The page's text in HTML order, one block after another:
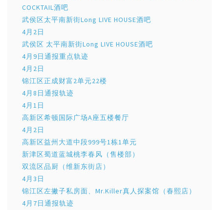
COCKTAIL酒吧
武侯区太平南新街Long LIVE HOUSE酒吧
4月2日
武侯区 太平南新街Long LIVE HOUSE酒吧
4月9日通报重点轨迹
4月2日
锦江区正成财富2单元22楼
4月8日通报轨迹
4月1日
高新区希顿国际广场A座五楼餐厅
4月2日
高新区益州大道中段999号1栋1单元
新津区蜀道蓝城桃李春风（售楼部）
双流区品厨（维新东街店）
4月3日
锦江区左撇子私房面、Mr.Killer真人探案馆（春熙店）
4月7日通报轨迹